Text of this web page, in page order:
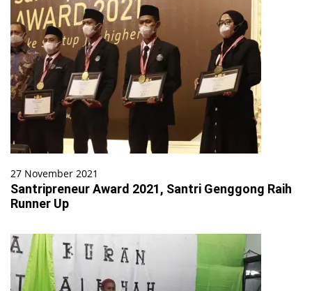
27 November 2021
Santripreneur Award 2021, Santri Genggong Raih
Runner Up